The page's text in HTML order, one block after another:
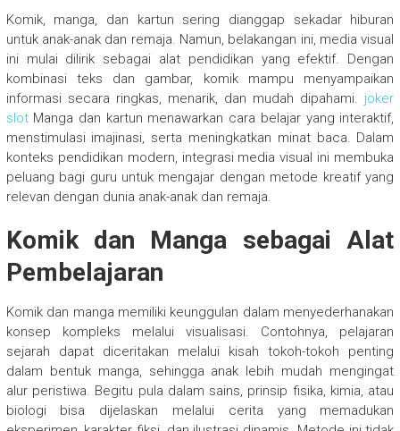
Komik, manga, dan kartun sering dianggap sekadar hiburan
untuk anak-anak dan remaja. Namun, belakangan ini, media visual
ini mulai dilirik sebagai alat pendidikan yang efektif. Dengan
kombinasi teks dan gambar, komik mampu menyampaikan
informasi secara ringkas, menarik, dan mudah dipahami. joker
slotManga dan kartun menawarkan cara belajar yang interaktif,
menstimulasi imajinasi, serta meningkatkan minat baca. Dalam
konteks pendidikan modern, integrasi media visual ini membuka
peluang bagi guru untuk mengajar dengan metode kreatif yang
relevan dengan dunia anak-anak dan remaja.
Komik dan Manga sebagai Alat
Pembelajaran
Komik dan manga memiliki keunggulan dalam menyederhanakan
konsep kompleks melalui visualisasi. Contohnya, pelajaran
sejarah dapat diceritakan melalui kisah tokoh-tokoh penting
dalam bentuk manga, sehingga anak lebih mudah mengingat
alur peristiwa. Begitu pula dalam sains, prinsip fisika, kimia, atau
biologi bisa dijelaskan melalui cerita yang memadukan